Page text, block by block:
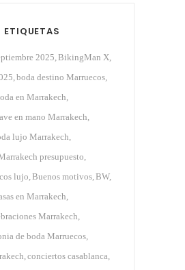
ETIQUETAS
2025 BikingMan X
boda destino Marruecos
en Marrakech
en mano Marrakech
lujo Marrakech
presupuesto
lujo Buenos motivos BW
en Marrakech
Marrakech
de boda Marruecos
conciertos casablanca